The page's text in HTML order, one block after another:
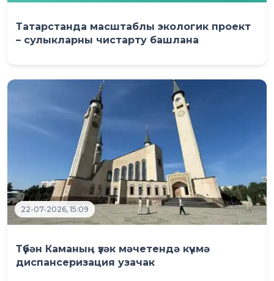
Татарстанда масштаблы экологик проект
– сулыкларны чистарту башлана
22-07-2026, 15:09
Түбән Каманың үзәк мәчетендә күчмә
диспансеризация узачак